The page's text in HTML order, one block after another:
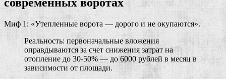
современных воротах
Миф 1: «Утепленные ворота — дорого и не окупаются».
Реальность: первоначальные вложения
оправдываются за счет снижения затрат на
отопление до 30-50% — до 6000 рублей в месяц в
зависимости от площади.